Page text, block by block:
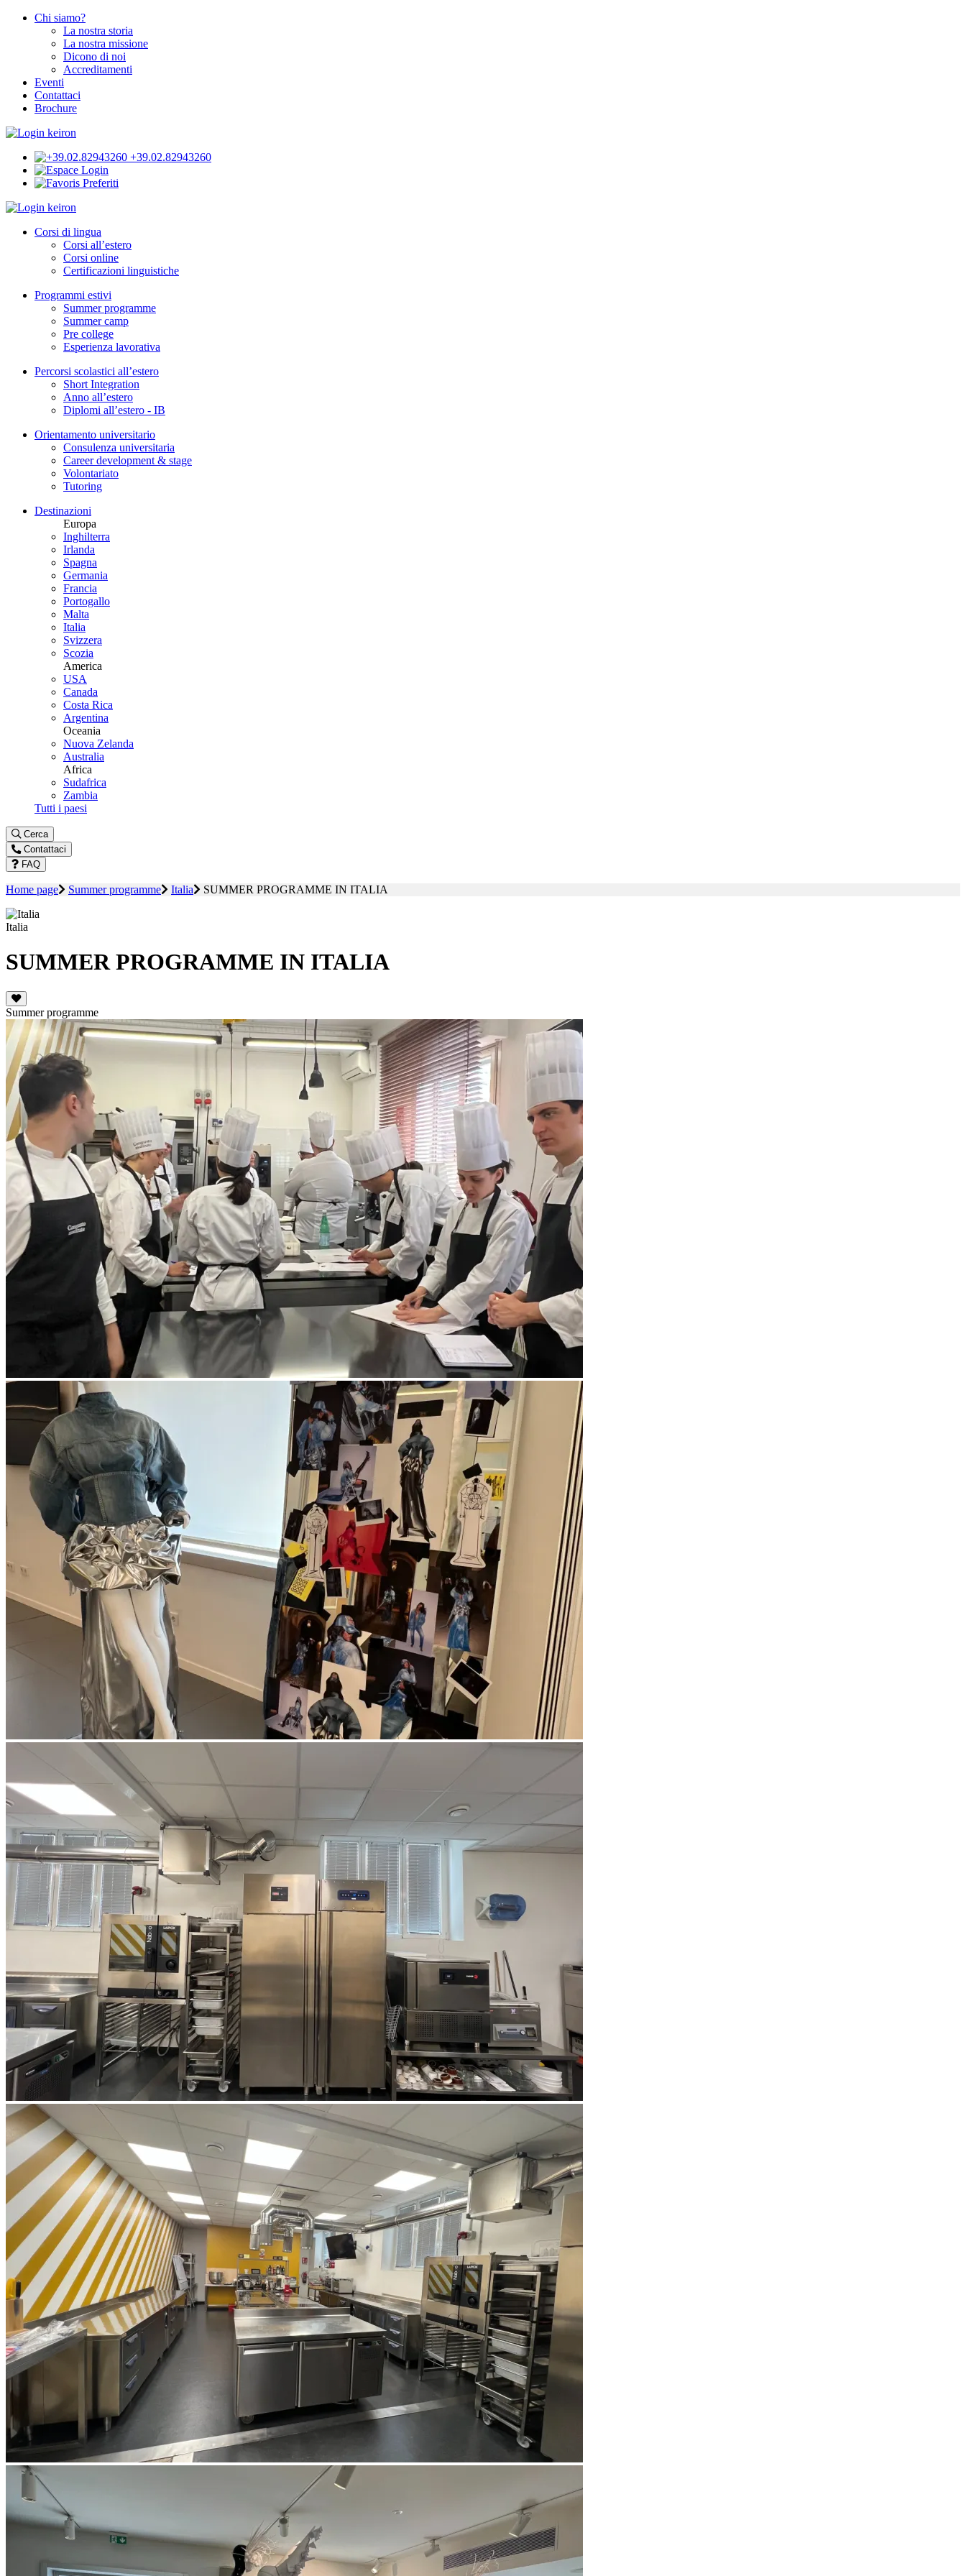
Chi siamo?
La nostra storia
La nostra missione
Dicono di noi
Accreditamenti
Eventi
Contattaci
Brochure
+39.02.82943260
Login
Preferiti
Corsi di lingua
Corsi all’estero
Corsi online
Certificazioni linguistiche
Programmi estivi
Summer programme
Summer camp
Pre college
Esperienza lavorativa
Percorsi scolastici all’estero
Short Integration
Anno all’estero
Diplomi all’estero - IB
Orientamento universitario
Consulenza universitaria
Career development & stage
Volontariato
Tutoring
Destinazioni
Europa
Inghilterra
Irlanda
Spagna
Germania
Francia
Portogallo
Malta
Italia
Svizzera
Scozia
America
USA
Canada
Costa Rica
Argentina
Oceania
Nuova Zelanda
Australia
Africa
Sudafrica
Zambia
Tutti i paesi
Cerca
Contattaci
FAQ
Home page Summer programme Italia SUMMER PROGRAMME IN ITALIA
Italia
SUMMER PROGRAMME IN ITALIA
Summer programme